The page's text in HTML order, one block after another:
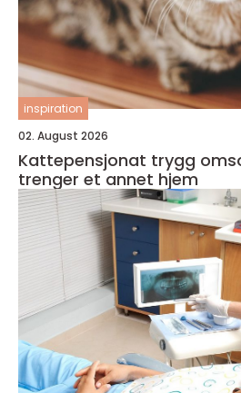
inspiration
02. August 2026
Kattepensjonat trygg omsorg når katten
trenger et annet hjem